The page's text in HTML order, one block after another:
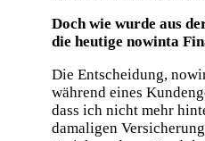
Doch wie wurde aus
die heutige nowinta
Die Entscheidung,
während eines
dass ich nicht mehr
damaligen